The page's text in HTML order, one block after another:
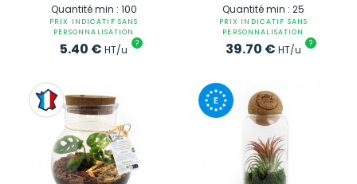
Quantité min : 100
PRIX INDICATIF SANS
PERSONNALISATION
5.40 € HT/u ?
Quantité min : 25
PRIX INDICATIF SANS
PERSONNALISATION
39.70 € HT/u ?